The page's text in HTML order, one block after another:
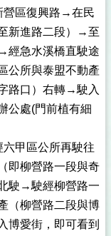
營區復興路→在民
新進路二段）→至
經急水溪橋直駛途
公所與泰盟不動產
路口）右轉→駛入
公處(門前植有細
甲區公所再駛往
即柳營路一段與奇
駛→駛經柳營路一
（柳營路二段與博
博愛街，即可看到